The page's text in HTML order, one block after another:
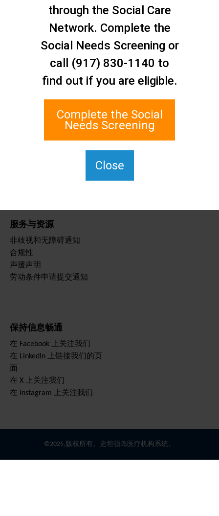
联系我们
1 Edgewater Plaza, Suite 700
纽约州斯塔顿岛 10305
服务与资源
非歧视和无障碍通知
合规性
声援声明
劳动条件申请提交通知
保持信息畅通
在 Facebook 上关注我们
在 LinkedIn 上链接我们的页
面
在 X 上关注我们
在 Instagram 上关注我们
©2025.版权所有。史坦顿岛医疗机构系统。
through the Social Care
Network. Complete the
Social Needs Screening or
call (917) 830-1140 to
find out if you are eligible.
Complete the Social
Needs Screening
Close